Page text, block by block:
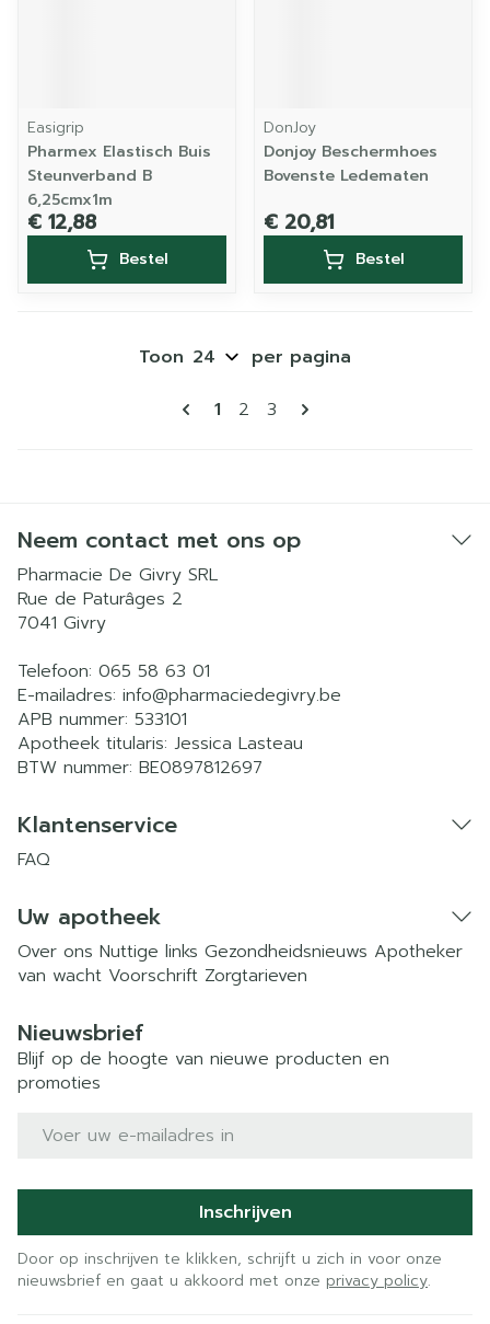
Easigrip
Pharmex Elastisch Buis
Steunverband B
6,25cmx1m
€ 12,88
Bestel
DonJoy
Donjoy Beschermhoes
Bovenste Ledematen
€ 20,81
Bestel
Pagina's
U lees momenteel pagina
1 Pagina
2 Pagina
3
Toon per pagina
Neem contact met ons op
Pharmacie De Givry SRL
Rue de Paturâges 2
7041 Givry
Telefoon: 065 58 63 01
E-mailadres: info@pharmaciedegivry.be
APB nummer: 533101
Apotheek titularis: Jessica Lasteau
BTW nummer: BE0897812697
Klantenservice
FAQ
Uw apotheek
Over ons Nuttige links Gezondheidsnieuws Apotheker
van wacht Voorschrift Zorgtarieven
Nieuwsbrief
Blijf op de hoogte van nieuwe producten en
promoties
E-mail adres
Inschrijven
Door op inschrijven te klikken, schrijft u zich in voor onze
nieuwsbrief en gaat u akkoord met onze privacy policy.